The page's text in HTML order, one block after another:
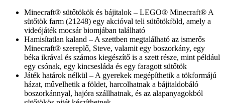
Minecraft® sütőtökök és bájitalok – LEGO® Minecraft® A
sütőtök farm (21248) egy akcióval teli sütőtökföld, amely a
videójáték mocsár biomjában található
Hamisítatlan kaland – A szettben megtalálható az ismerős
Minecraft® szereplő, Steve, valamit egy boszorkány, egy
béka ikrával és számos kiegészítő is a szett része, mint például
egy csónak, egy kincsesláda és egy faragott sütőtök
Játék határok nélkül – A gyerekek megépíthetik a tökformájú
házat, művelhetik a földet, harcolhatnak a bájitaldobáló
boszorkánnyal, hajóra szállhatnak, és az alapanyagokból